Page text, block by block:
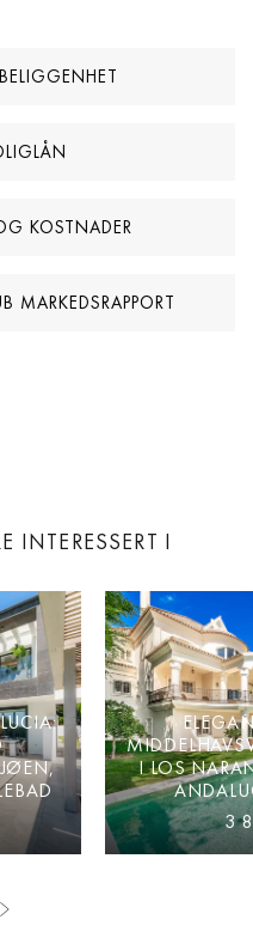
KOSTNADER
MARKEDSRAPPORT
INTERESSERT I
I LOS
3